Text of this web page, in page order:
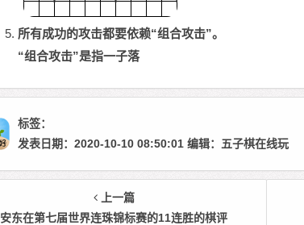
所有成功的攻击都要依赖“组合攻击”。
“组合攻击”是指一子落
标签：
发表日期：2020-10-10 08:50:01 编辑：五子棋在线玩
上一篇
安东在第七届世界连珠锦标赛的11连胜的棋评